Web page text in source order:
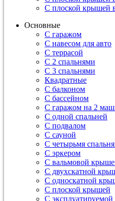
С плоской крышей
Основные
С гаражом
С навесом для авто
С террасой
С 2 спальнями
С 3 спальнями
Квадратные
С балконом
С бассейном
С гаражом на 2
С одной спальней
С подвалом
С сауной
С четырьмя
С эркером
С вальмовой
С двухскатной
С односкатной
С плоской крышей
С